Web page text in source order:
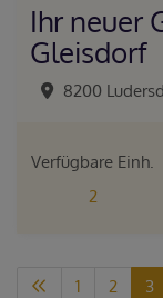
Ihr neuer
Gleisdorf
8200
Verfügbare Einh.
2
1 2 3